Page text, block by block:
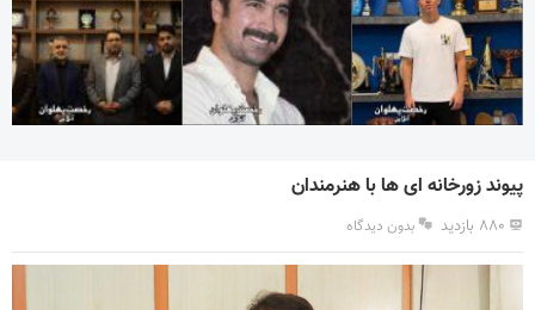
پیوند زورخانه ای ها با هنرمندان
۸۸۰ بازدید بدون دیدگاه